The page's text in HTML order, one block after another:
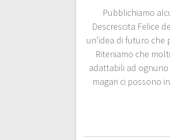
Pubblichiamo
Descrescita Felice
un’idea di futuro
Riteniamo che
adattabili ad
magari ci possono